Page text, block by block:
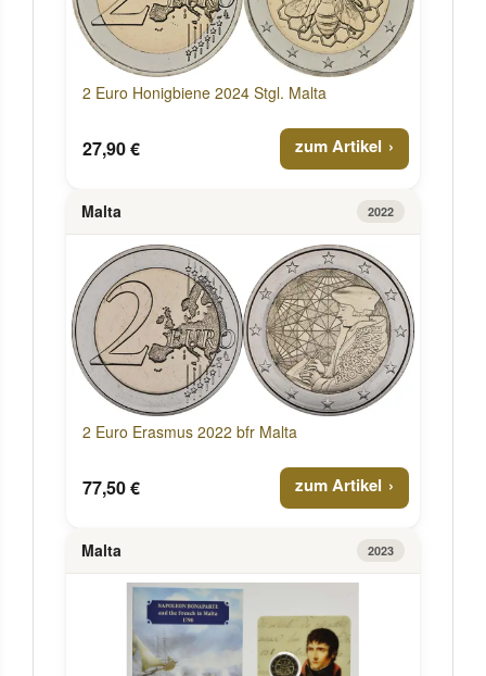
2 Euro Honigbiene 2024 Stgl. Malta
27,90 € zum Artikel
Malta 2022
2 Euro Erasmus 2022 bfr Malta
77,50 € zum Artikel
Malta 2023